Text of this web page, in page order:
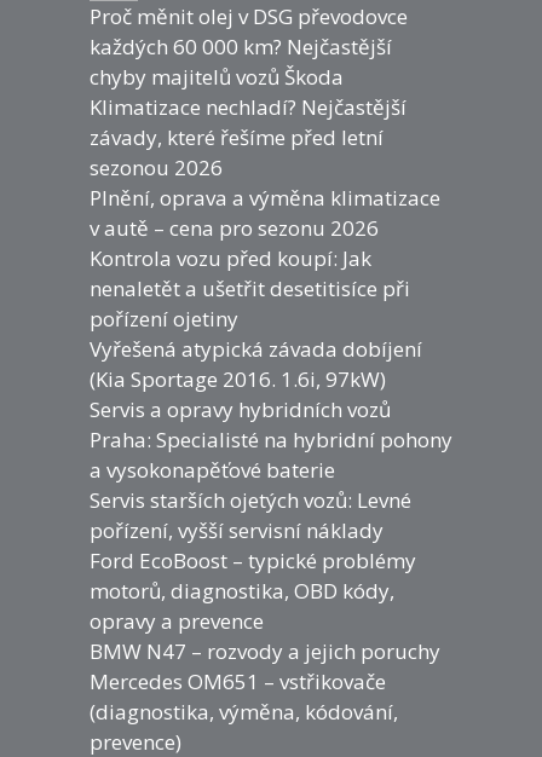
Proč měnit olej v DSG převodovce
každých 60 000 km? Nejčastější
chyby majitelů vozů Škoda
Klimatizace nechladí? Nejčastější
závady, které řešíme před letní
sezonou 2026
Plnění, oprava a výměna klimatizace
v autě – cena pro sezonu 2026
Kontrola vozu před koupí: Jak
nenaletět a ušetřit desetitisíce při
pořízení ojetiny
Vyřešená atypická závada dobíjení
(Kia Sportage 2016. 1.6i, 97kW)
Servis a opravy hybridních vozů
Praha: Specialisté na hybridní pohony
a vysokonapěťové baterie
Servis starších ojetých vozů: Levné
pořízení, vyšší servisní náklady
Ford EcoBoost – typické problémy
motorů, diagnostika, OBD kódy,
opravy a prevence
BMW N47 – rozvody a jejich poruchy
Mercedes OM651 – vstřikovače
(diagnostika, výměna, kódování,
prevence)